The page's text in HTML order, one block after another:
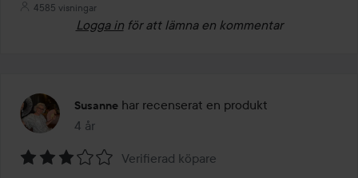
4585 visningar
Logga in för att lämna en kommentar
Susanne har recenserat en produkt
4 år
Inlägget skapades 4 år
Verifierad köpare